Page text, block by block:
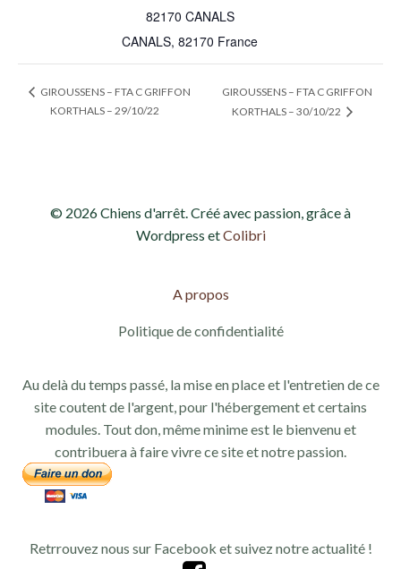
82170 CANALS
CANALS, 82170 France
GIROUSSENS – FTA C GRIFFON
KORTHALS – 29/10/22
GIROUSSENS – FTA C GRIFFON
KORTHALS – 30/10/22
© 2026 Chiens d'arrêt. Créé avec passion, grâce à
Wordpress etColibri
A propos
Politique de confidentialité
Au delà du temps passé, la mise en place et l'entretien de ce
site coutent de l'argent, pour l'hébergement et certains
modules. Tout don, même minime est le bienvenu et
contribuera à faire vivre ce site et notre passion.
Retrrouvez nous sur Facebook et suivez notre actualité !